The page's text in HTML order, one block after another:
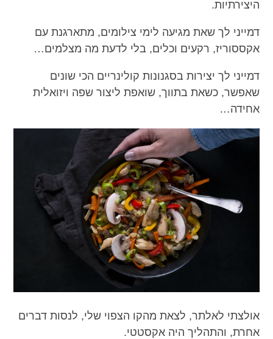
היצירתיות.
דמייני לך שאת מגיעה לימי צילומים, מתארגנת עם
אקססוריז, רקעים וכלים, בלי לדעת מה מצלמים…
דמייני לך יצירות בסגנונות קולינריים הכי שונים
שאפשר, כשאת בתווך, שואפת ליצור שפה ויזואלית
אחידה…
אולצתי לאלתר, לצאת מהקו הצפוי שלי, לנסות דברים
אחרת, והתהליך היה אקסטטי.